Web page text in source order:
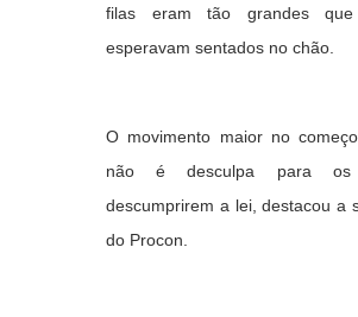
filas eram tão grandes que
esperavam sentados no chão.
O movimento maior no
não é desculpa para os
descumprirem a lei, destacou a
do Procon.